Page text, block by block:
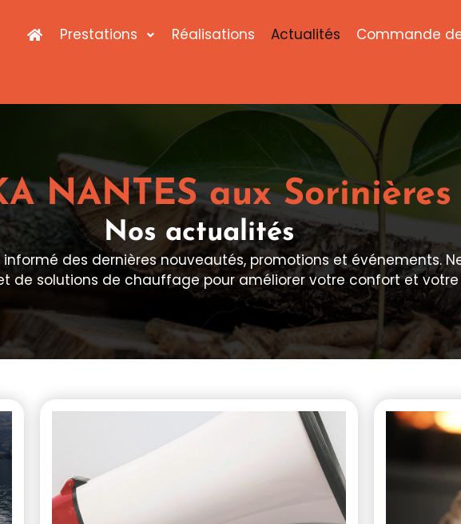
Prestations Réalisations Actualités Commande
NANTES aux Sorinières
Nos actualités
des dernières nouveautés, promotions et événements.
de solutions de chauffage pour améliorer votre confort et